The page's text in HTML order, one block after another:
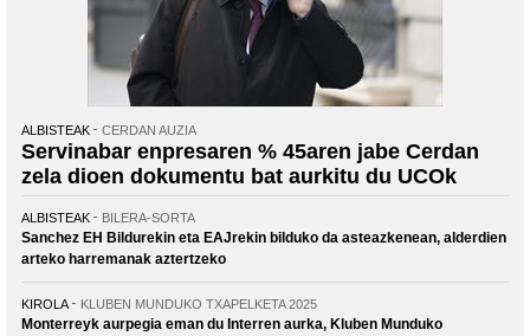
ALBISTEAK CERDAN AUZIA
Servinabar enpresaren % 45aren jabe Cerdan
zela dioen dokumentu bat aurkitu du UCOk
ALBISTEAK BILERA-SORTA
Sanchez EH Bildurekin eta EAJrekin bilduko da asteazkenean, alderdien
arteko harremanak aztertzeko
KIROLA KLUBEN MUNDUKO TXAPELKETA 2025
Monterreyk aurpegia eman du Interren aurka, Kluben Munduko